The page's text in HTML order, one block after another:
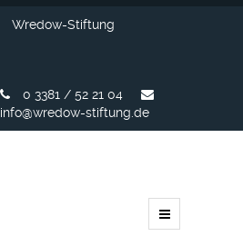
Wredow-Stiftung
0 3381 / 52 21 04
info@wredow-stiftung.de